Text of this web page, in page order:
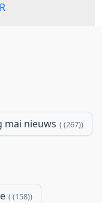
mai nieuws (267)
(158)